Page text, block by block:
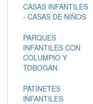
CASAS INFANTILES
- CASAS DE NIÑOS
PARQUES
INFANTILES CON
COLUMPIO Y
TOBOGAN
PATINETES
INFANTILES